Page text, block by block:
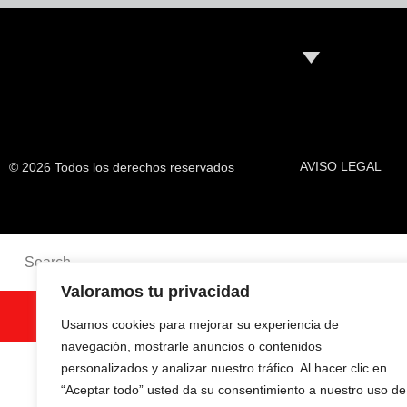
Valoramos tu privacidad
Usamos cookies para mejorar su experiencia de
navegación, mostrarle anuncios o contenidos
personalizados y analizar nuestro tráfico. Al hacer clic en
“Aceptar todo” usted da su consentimiento a nuestro uso de
© 2026 Todos los derechos reservados AVISO LEGAL
SEARCH